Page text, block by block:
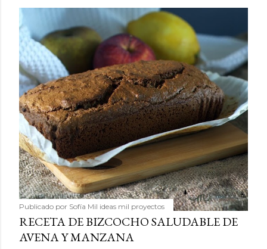
Publicado por Sofía Mil ideas mil proyectos
RECETA DE BIZCOCHO SALUDABLE DE
AVENA Y MANZANA